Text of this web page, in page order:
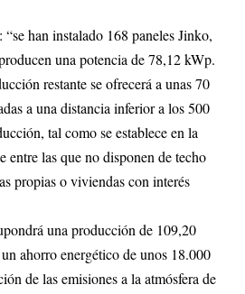
han instalado 168 paneles Jinko,
una potencia de 78,12 kWp.
restante se ofrecerá a unas 70
a una distancia inferior a los 500
tal como se establece en la
entre las que no disponen de techo
propias o viviendas con interés
una producción de 109,20
ahorro energético de unos 18.000
de las emisiones a la atmósfera de